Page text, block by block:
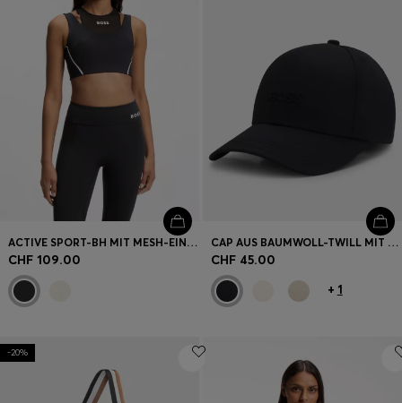
ACTIVE SPORT-BH MIT MESH-EINSATZ
CHF 109.00
CAP AUS BAUMWOLL-TWILL MIT TONALER LOGO-STICKEREI
CHF 45.00
+ 1
-20%